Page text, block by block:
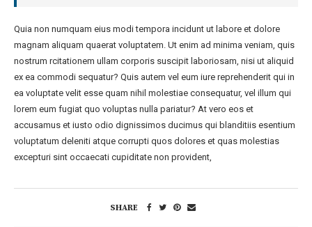
Quia non numquam eius modi tempora incidunt ut labore et dolore
magnam aliquam quaerat voluptatem. Ut enim ad minima veniam, quis
nostrum rcitationem ullam corporis suscipit laboriosam, nisi ut aliquid
ex ea commodi sequatur? Quis autem vel eum iure reprehenderit qui in
ea voluptate velit esse quam nihil molestiae consequatur, vel illum qui
lorem eum fugiat quo voluptas nulla pariatur? At vero eos et
accusamus et iusto odio dignissimos ducimus qui blanditiis esentium
voluptatum deleniti atque corrupti quos dolores et quas molestias
excepturi sint occaecati cupiditate non provident,
SHARE